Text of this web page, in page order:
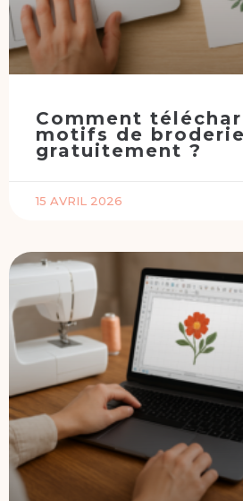
Comment
motifs de
gratuitement ?
15 AVRIL 2026